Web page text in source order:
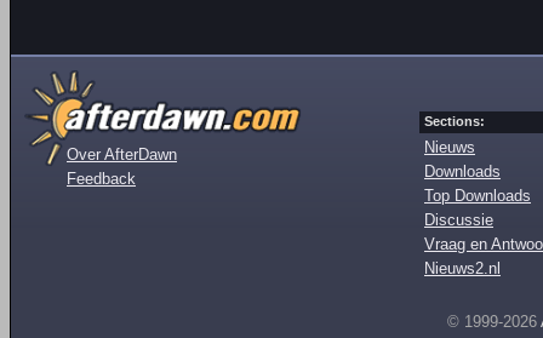
Over AfterDawn
Feedback
Sections:
Nieuws
Downloads
Top Downloads
Discussie
Vraag en
Nieuws2.nl
© 1999-2026